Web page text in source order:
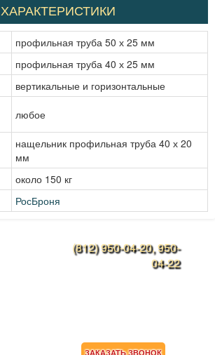
ХАРАКТЕРИСТИКИ
профильная труба 50 х 25 мм
профильная труба 40 х 25 мм
вертикальные и горизонтальные
любое
нащельник профильная труба 40 х 20
мм
около 150 кг
РосБроня
(812) 950-04-20, 950-
04-22
ЗАКАЗАТЬ ЗВОНОК